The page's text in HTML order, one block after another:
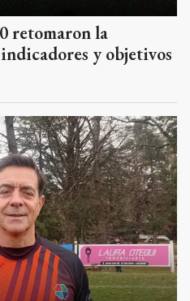
retomaron la
y objetivos